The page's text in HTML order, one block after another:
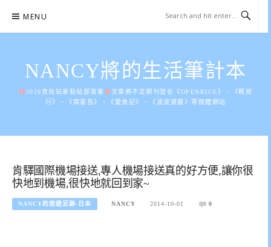
content
MENU
NANCY將的生活筆計本
2026食尚玩家駐站部落客
文章將不定期刊登在《OPENRICE》、《輕旅
行》、《窩客島》、《愛食記》、《波波黛麗》等媒體網站
肯驛國際機場接送,專人機場接送真的好方便,讓你很
快地到機場,很快地就回到家~
NANCY的旅遊足跡-日本 NANCY 2014-10-01 0